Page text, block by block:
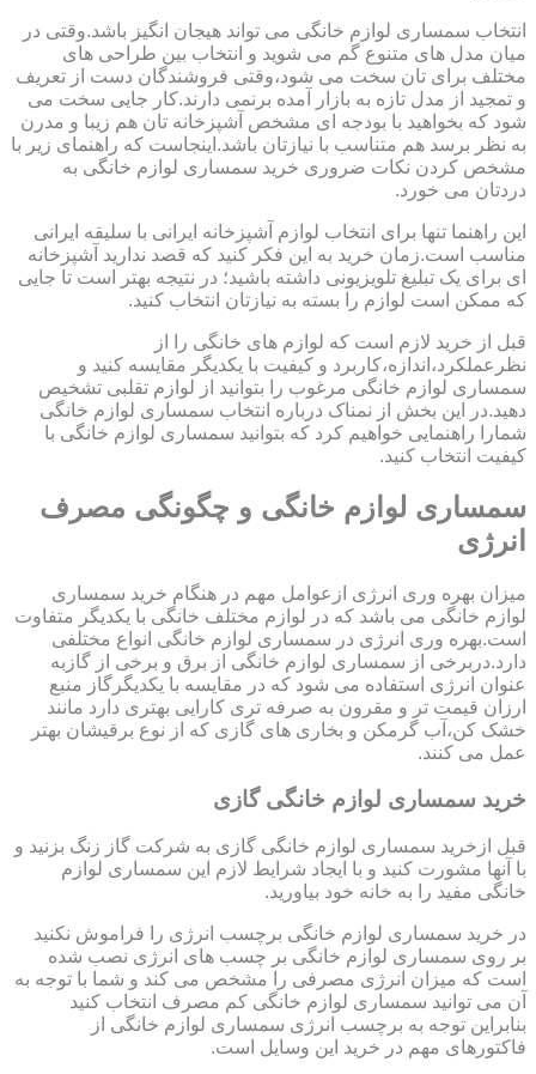
انتخاب سمساری لوازم خانگی می تواند هیجان انگیز باشد.وقتی در
میان مدل های متنوع گم می شوید و انتخاب بین طراحی های
مختلف برای تان سخت می شود،وقتی فروشندگان دست از تعریف
و تمجید از مدل تازه به بازار آمده برنمی دارند.کار جایی سخت می
شود که بخواهید با بودجه ای مشخص آشپزخانه تان هم زیبا و مدرن
به نظر برسد هم متناسب با نیازتان باشد.اینجاست که راهنمای زیر با
مشخص کردن نکات ضروری خرید سمساری لوازم خانگی به
دردتان می خورد.
این راهنما تنها برای انتخاب لوازم آشپزخانه ایرانی با سلیقه ایرانی
مناسب است.زمان خرید به این فکر کنید که قصد ندارید آشپزخانه
ای برای یک تبلیغ تلویزیونی داشته باشید؛ در نتیجه بهتر است تا جایی
که ممکن است لوازم را بسته به نیازتان انتخاب کنید.
قبل از خرید لازم است که لوازم های خانگی را از
نظرعملکرد،اندازه،کاربرد و کیفیت با یکدیگر مقایسه کنید و
سمساری لوازم خانگی مرغوب را بتوانید از لوازم تقلبی تشخیص
دهید.در این بخش از نمناک درباره انتخاب سمساری لوازم خانگی
شمارا راهنمایی خواهیم کرد که بتوانید سمساری لوازم خانگی با
کیفیت انتخاب کنید.
سمساری لوازم خانگی و چگونگی مصرف
انرژی
میزان بهره وری انرژی ازعوامل مهم در هنگام خرید سمساری
لوازم خانگی می باشد که در لوازم مختلف خانگی با یکدیگر متفاوت
است.بهره وری انرژی در سمساری لوازم خانگی انواع مختلفی
دارد.دربرخی از سمساری لوازم خانگی از برق و برخی از گازبه
عنوان انرژی استفاده می شود که در مقایسه با یکدیگرگاز منبع
ارزان قیمت تر و مقرون به صرفه تری کارایی بهتری دارد مانند
خشک کن،آب گرمکن و بخاری های گازی که از نوع برقیشان بهتر
عمل می کنند.
خرید سمساری لوازم خانگی گازی
قبل ازخرید سمساری لوازم خانگی گازی به شرکت گاز زنگ بزنید و
با آنها مشورت کنید و با ایجاد شرایط لازم این سمساری لوازم
خانگی مفید را به خانه خود بیاورید.
در خرید سمساری لوازم خانگی برچسب انرژی را فراموش نکنید
بر روی سمساری لوازم خانگی بر چسب های انرژی نصب شده
است که میزان انرژی مصرفی را مشخص می کند و شما با توجه به
آن می توانید سمساری لوازم خانگی کم مصرف انتخاب کنید
بنابراین توجه به برچسب انرژی سمساری لوازم خانگی از
فاکتورهای مهم در خرید این وسایل است.